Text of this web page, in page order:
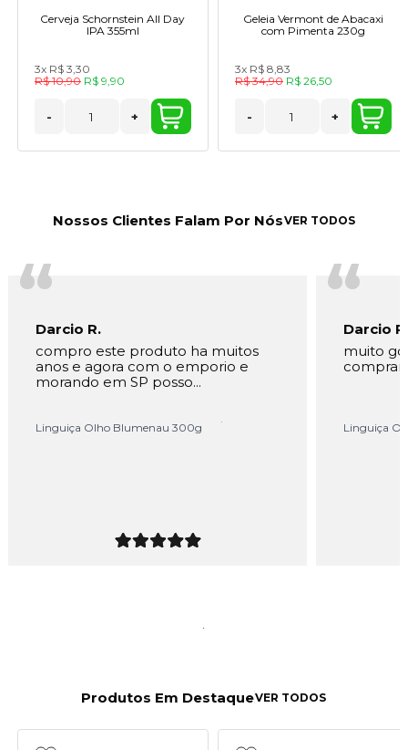
Cerveja Schornstein All Day
IPA 355ml
3x R$ 3,30
R$ 10,90 R$ 9,90
- +
Geleia Vermont de Abacaxi
com Pimenta 230g
3x R$ 8,83
R$ 34,90 R$ 26,50
- +
Nossos Clientes Falam Por NósVER TODOS
“Darcio R.
compro este produto ha muitos
anos e agora com o emporio e
morando em SP posso...
Linguiça Olho Blumenau 300g
“Darcio
muito
Linguiça
Produtos Em DestaqueVER TODOS